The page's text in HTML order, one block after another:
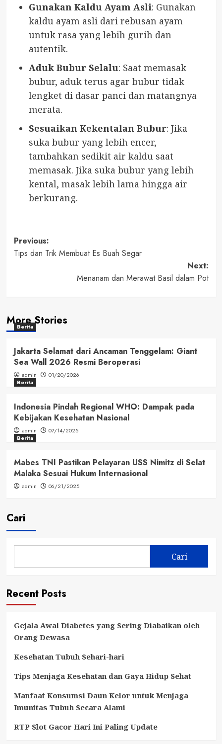
Gunakan Kaldu Ayam Asli: Gunakan
kaldu ayam asli dari rebusan ayam
untuk rasa yang lebih gurih dan
autentik.
Aduk Bubur Selalu: Saat memasak
bubur, aduk terus agar bubur tidak
lengket di dasar panci dan matangnya
merata.
Sesuaikan Kekentalan Bubur: Jika
suka bubur yang lebih encer,
tambahkan sedikit air kaldu saat
memasak. Jika suka bubur yang lebih
kental, masak lebih lama hingga air
berkurang.
Post
navigation
Previous:
Tips dan Trik Membuat Es Buah Segar
Next:
Menanam dan Merawat Basil dalam Pot
More Stories
Berita
Jakarta Selamat dari Ancaman Tenggelam: Giant
Sea Wall 2026 Resmi Beroperasi
admin
01/20/2026
Berita
Indonesia Pindah Regional WHO: Dampak pada
Kebijakan Kesehatan Nasional
admin
07/14/2025
Berita
Mabes TNI Pastikan Pelayaran USS Nimitz di Selat
Malaka Sesuai Hukum Internasional
admin 06/21/2025
Cari
Cari
Recent Posts
Gejala Awal Diabetes yang Sering Diabaikan oleh
Orang Dewasa
Kesehatan Tubuh Sehari-hari
Tips Menjaga Kesehatan dan Gaya Hidup Sehat
Manfaat Konsumsi Daun Kelor untuk Menjaga
Imunitas Tubuh Secara Alami
RTP Slot Gacor Hari Ini Paling Update